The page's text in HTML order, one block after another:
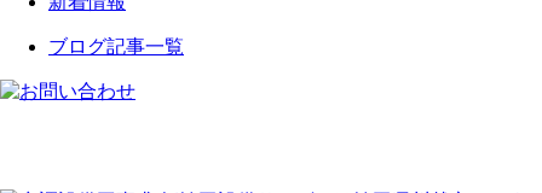
ブログ記事一覧